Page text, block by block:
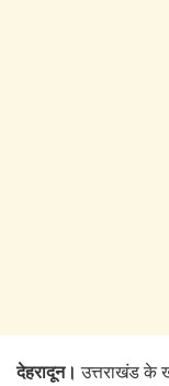
देहरादून। उत्तराखंड के